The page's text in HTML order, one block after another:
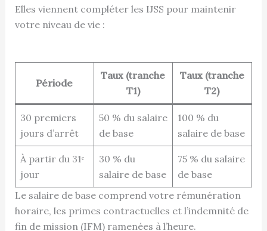
Elles viennent compléter les IJSS pour maintenir
votre niveau de vie :
Période
Taux (tranche
T1)
Taux (tranche
T2)
30 premiers
jours d’arrêt
50 % du salaire
de base
100 % du
salaire de base
À partir du 31ᵉ
jour
30 % du
salaire de base
75 % du salaire
de base
Le salaire de base comprend votre rémunération
horaire, les primes contractuelles et l’indemnité de
fin de mission (IFM) ramenées à l’heure.